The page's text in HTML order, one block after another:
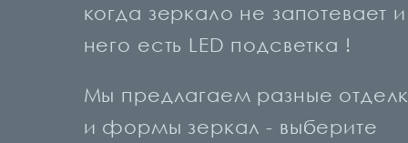
когда зеркало не запотевает
него есть LED подсветка !
Мы предлагаем разные
и формы зеркал - выберите